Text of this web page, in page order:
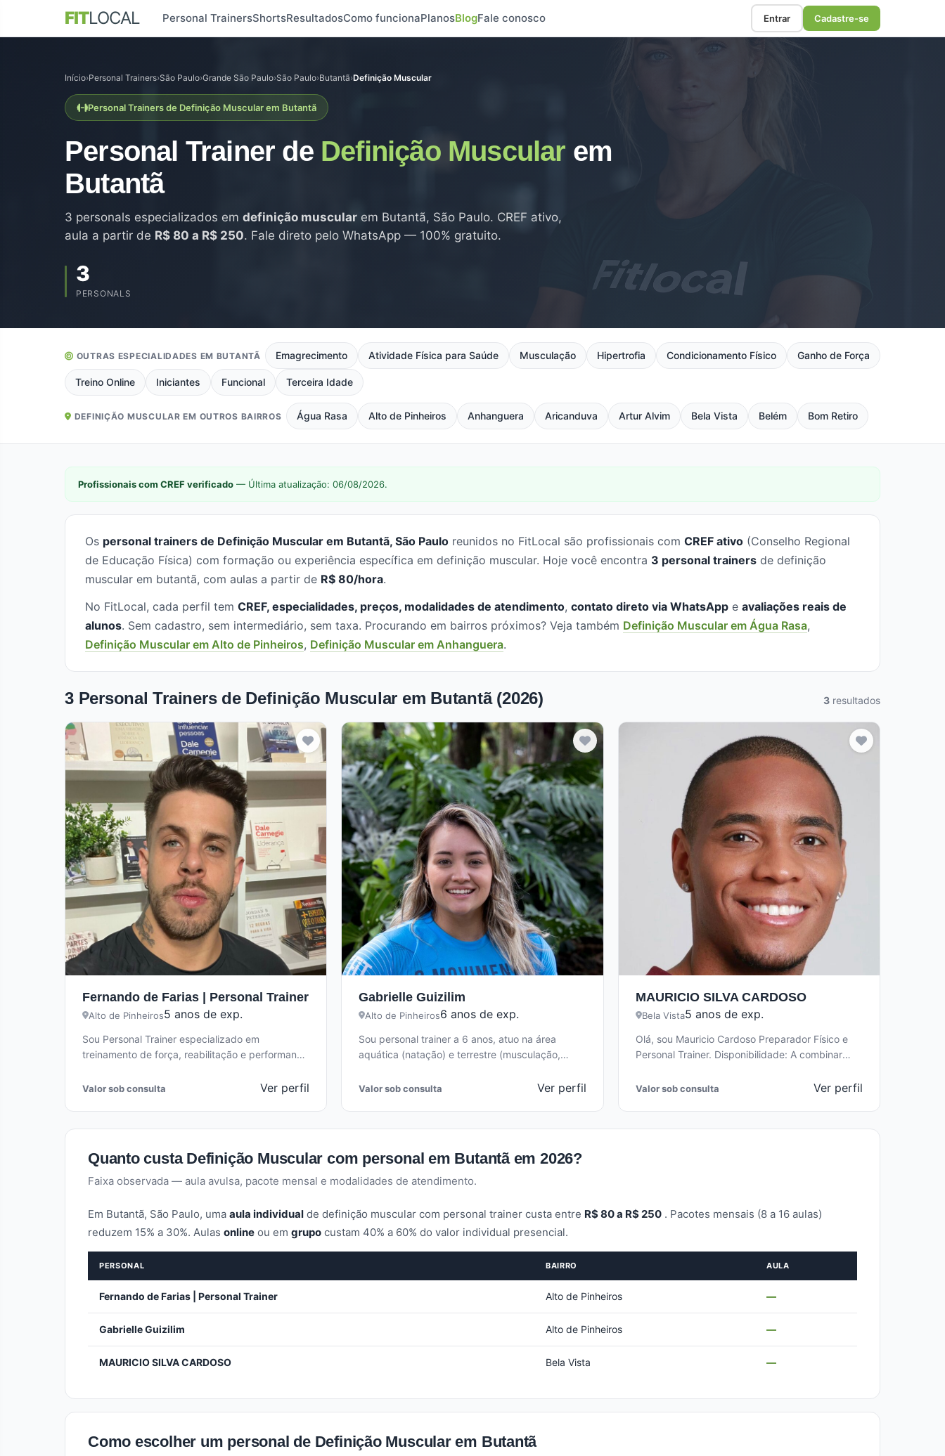
FITLOCAL Personal TrainersShortsResultadosComo funcionaPlanosBlogFale conosco Entrar Cadastre-se
Início›Personal Trainers›São Paulo›Grande São Paulo›São Paulo›Butantã›Definição Muscular
Personal Trainers de Definição Muscular em Butantã
Personal Trainer de Definição Muscular em
Butantã
3 personals especializados em definição muscular em Butantã, São Paulo. CREF ativo,
aula a partir de R$ 80 a R$ 250. Fale direto pelo WhatsApp — 100% gratuito.
3
PERSONALS
OUTRAS ESPECIALIDADES EM BUTANTÃ Emagrecimento Atividade Física para Saúde Musculação Hipertrofia Condicionamento Físico Ganho de Força
Treino Online Iniciantes Funcional Terceira Idade
DEFINIÇÃO MUSCULAR EM OUTROS BAIRROS Água Rasa Alto de Pinheiros Anhanguera Aricanduva Artur Alvim Bela Vista Belém Bom Retiro
Profissionais com CREF verificado — Última atualização: 06/08/2026.
Os personal trainers de Definição Muscular em Butantã, São Paulo reunidos no FitLocal são profissionais com CREF ativo (Conselho Regional
de Educação Física) com formação ou experiência específica em definição muscular. Hoje você encontra 3 personal trainers de definição
muscular em butantã, com aulas a partir de R$ 80/hora.
No FitLocal, cada perfil tem CREF, especialidades, preços, modalidades de atendimento, contato direto via WhatsApp e avaliações reais de
alunos. Sem cadastro, sem intermediário, sem taxa. Procurando em bairros próximos? Veja também Definição Muscular em Água Rasa,
Definição Muscular em Alto de Pinheiros, Definição Muscular em Anhanguera.
3 Personal Trainers de Definição Muscular em Butantã (2026) 3 resultados
Fernando de Farias | Personal Trainer
Alto de Pinheiros5 anos de exp.
Sou Personal Trainer especializado em
treinamento de força, reabilitação e performance
personalizada, baseada em estratégia,…
Valor sob consulta Ver perfil
Gabrielle Guizilim
Alto de Pinheiros6 anos de exp.
Sou personal trainer a 6 anos, atuo na área
aquática (natação) e terrestre (musculação,
Valor sob consulta Ver perfil
MAURICIO SILVA CARDOSO
Bela Vista5 anos de exp.
Olá, sou Mauricio Cardoso Preparador Físico e
Personal Trainer. Disponibilidade: A combinar
individualizada proporcionando qualidade…
Valor sob consulta Ver perfil
Quanto custa Definição Muscular com personal em Butantã em 2026?
Faixa observada — aula avulsa, pacote mensal e modalidades de atendimento.
Em Butantã, São Paulo, uma aula individual de definição muscular com personal trainer custa entre R$ 80 a R$ 250 . Pacotes mensais (8 a 16 aulas)
reduzem 15% a 30%. Aulas online ou em grupo custam 40% a 60% do valor individual presencial.
PERSONAL BAIRRO AULA
Fernando de Farias | Personal Trainer Alto de Pinheiros —
Gabrielle Guizilim Alto de Pinheiros —
MAURICIO SILVA CARDOSO Bela Vista —
Como escolher um personal de Definição Muscular em Butantã